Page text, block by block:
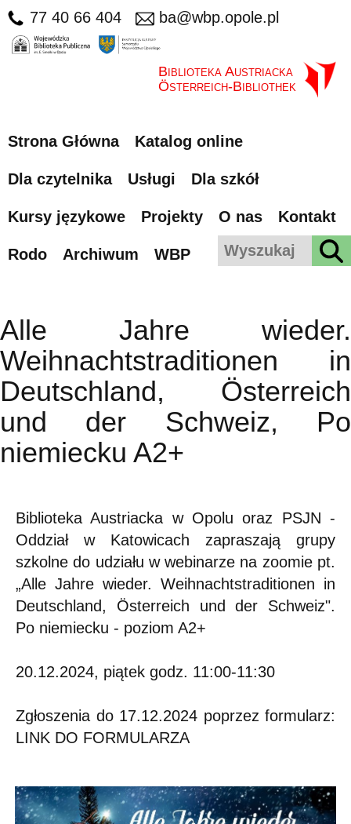
77 40 66 404 ba@wbp.opole.pl
Biblioteka Austriacka
Österreich-Bibliothek
Strona Główna Katalog online
Dla czytelnika Usługi Dla szkół
Kursy językowe Projekty O nas Kontakt
Rodo Archiwum WBP
Alle Jahre wieder.
Weihnachtstraditionen in
Deutschland, Österreich
und der Schweiz, Po
niemiecku A2+
Biblioteka Austriacka w Opolu oraz PSJN -
Oddział w Katowicach zapraszają grupy
szkolne do udziału w webinarze na zoomie pt.
„Alle Jahre wieder. Weihnachtstraditionen in
Deutschland, Österreich und der Schweiz".
Po niemiecku - poziom A2+
20.12.2024, piątek godz. 11:00-11:30
Zgłoszenia do 17.12.2024 poprzez formularz:
LINK DO FORMULARZA